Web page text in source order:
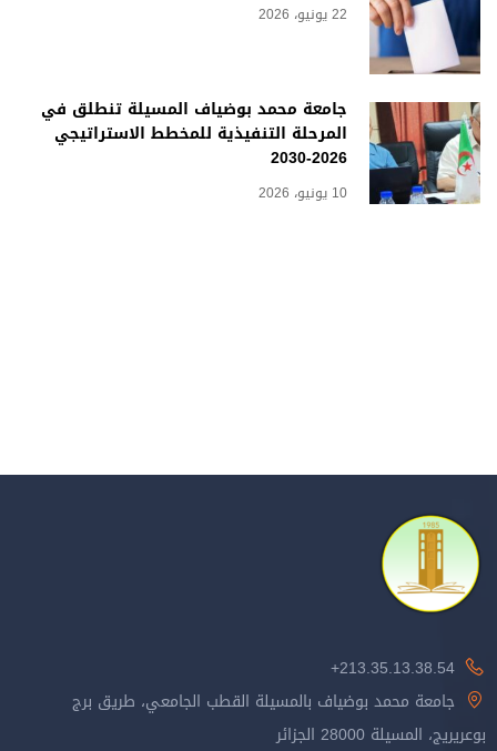
22 يونيو، 2026
جامعة محمد بوضياف المسيلة تنطلق في
المرحلة التنفيذية للمخطط الاستراتيجي
2026-2030
10 يونيو، 2026
213.35.13.38.54+
جامعة محمد بوضياف بالمسيلة القطب الجامعي، طريق برج
بوعريريج، المسيلة 28000 الجزائر